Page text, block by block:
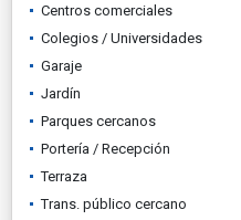
Centros comerciales
Colegios / Universidades
Garaje
Jardín
Parques cercanos
Portería / Recepción
Terraza
Trans. público cercano